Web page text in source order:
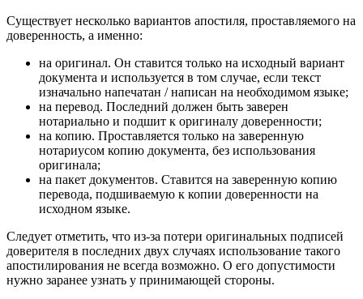
Существует несколько вариантов апостиля, проставляемого на
доверенность, а именно:
на оригинал. Он ставится только на исходный вариант
документа и используется в том случае, если текст
изначально напечатан / написан на необходимом языке;
на перевод. Последний должен быть заверен
нотариально и подшит к оригиналу доверенности;
на копию. Проставляется только на заверенную
нотариусом копию документа, без использования
оригинала;
на пакет документов. Ставится на заверенную копию
перевода, подшиваемую к копии доверенности на
исходном языке.
Следует отметить, что из-за потери оригинальных подписей
доверителя в последних двух случаях использование такого
апостилирования не всегда возможно. О его допустимости
нужно заранее узнать у принимающей стороны.